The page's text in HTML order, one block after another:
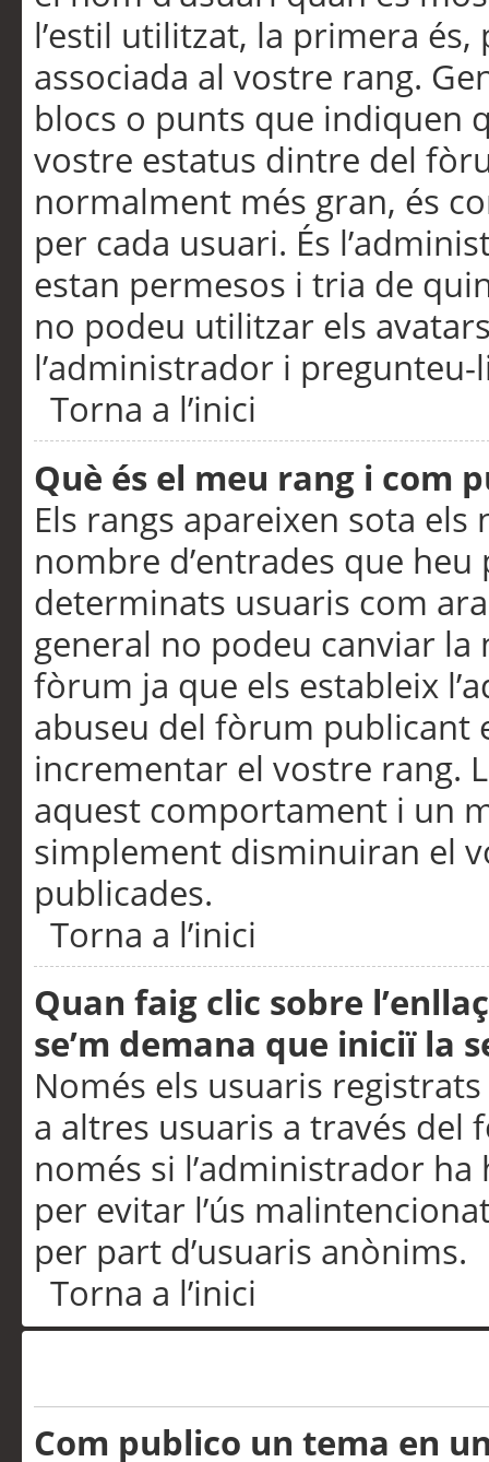
l’estil utilitzat, la primera
associada al vostre rang.
blocs o punts que indiquen
vostre estatus dintre del
normalment més gran, és
per cada usuari. És
estan permesos i tria de
no podeu utilitzar els
l’administrador i pregunteu-
Torna a l’inici
Què és el meu rang i com
Els rangs apareixen sota
nombre d’entrades que
determinats usuaris com
general no podeu canviar
fòrum ja que els estableix
abuseu del fòrum publicant
incrementar el vostre rang.
aquest comportament i un
simplement disminuiran el
publicades.
Torna a l’inici
Quan faig clic sobre
se’m demana que iniciï la
Només els usuaris
a altres usuaris a través
només si l’administrador
per evitar l’ús
per part d’usuaris anònims.
Torna a l’inici
Com publico un tema en